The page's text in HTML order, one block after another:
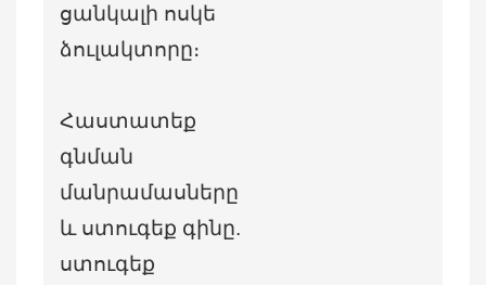
ցանկալի ոսկե
ձուլակտորը։
Հաստատեք
գնման
մանրամասները
և ստուգեք գինը.
ստուգեք